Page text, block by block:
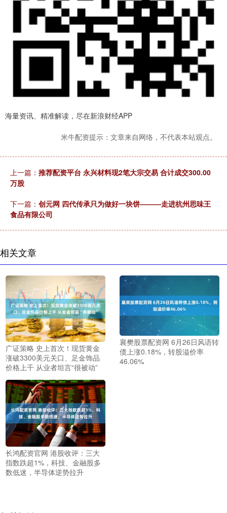
海量资讯、精准解读，尽在新浪财经APP
米牛配资提示：文章来自网络，不代表本站观点。
上一篇： 推荐配资平台 永兴材料现2笔大宗交易 合计成交300.00
万股
下一篇： 创元网 四代传承只为做好一块饼———走进杭州思味王
食品有限公司
相关文章
广证策略 史上首次！现货黄金
涨破3300美元关口、足金饰品
价格上千 从业者坦言“很被动”
襄樊股票配资网 6月26日风语转
债上涨0.18%，转股溢价率
46.06%
长鸿配资官网 港股收评：三大
指数跌超1%，科技、金融股多
数低迷，半导体逆势拉升